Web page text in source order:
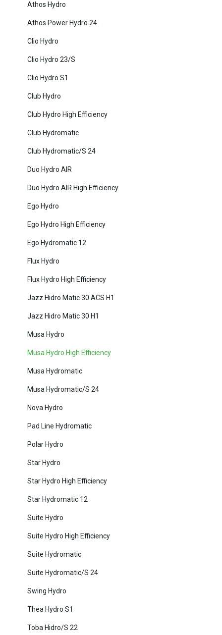
Athos Hydro
Athos Power Hydro 24
Clio Hydro
Clio Hydro 23/S
Clio Hydro S1
Club Hydro
Club Hydro High Efficiency
Club Hydromatic
Club Hydromatic/S 24
Duo Hydro AIR
Duo Hydro AIR High Efficiency
Ego Hydro
Ego Hydro High Efficiency
Ego Hydromatic 12
Flux Hydro
Flux Hydro High Efficiency
Jazz Hidro Matic 30 ACS H1
Jazz Hidro Matic 30 H1
Musa Hydro
Musa Hydro High Efficiency
Musa Hydromatic
Musa Hydromatic/S 24
Nova Hydro
Pad Line Hydromatic
Polar Hydro
Star Hydro
Star Hydro High Efficiency
Star Hydromatic 12
Suite Hydro
Suite Hydro High Efficiency
Suite Hydromatic
Suite Hydromatic/S 24
Swing Hydro
Thea Hydro S1
Toba Hidro/S 22